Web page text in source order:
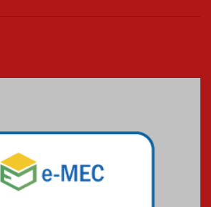
caminhos da felicidade
Segundo dia da Recepção aos
Nova apresentação do Centro